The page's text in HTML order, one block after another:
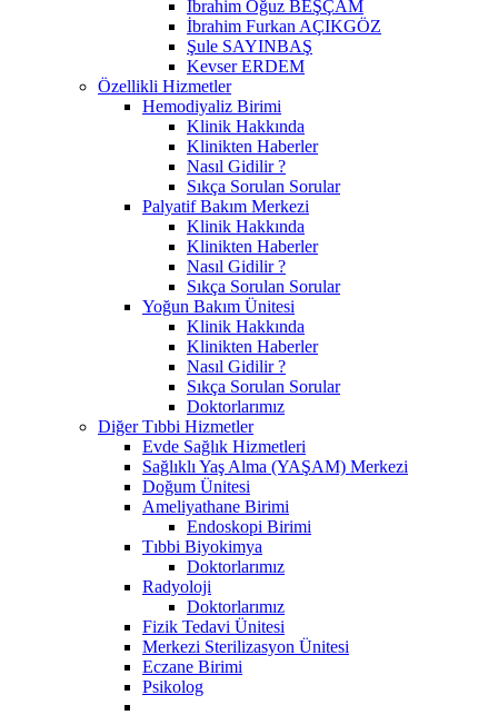
İbrahim Oğuz BEŞÇAM
İbrahim Furkan AÇIKGÖZ
Şule SAYINBAŞ
Kevser ERDEM
Özellikli Hizmetler
Hemodiyaliz Birimi
Klinik Hakkında
Klinikten Haberler
Nasıl Gidilir ?
Sıkça Sorulan Sorular
Palyatif Bakım Merkezi
Klinik Hakkında
Klinikten Haberler
Nasıl Gidilir ?
Sıkça Sorulan Sorular
Yoğun Bakım Ünitesi
Klinik Hakkında
Klinikten Haberler
Nasıl Gidilir ?
Sıkça Sorulan Sorular
Doktorlarımız
Diğer Tıbbi Hizmetler
Evde Sağlık Hizmetleri
Sağlıklı Yaş Alma (YAŞAM) Merkezi
Doğum Ünitesi
Ameliyathane Birimi
Endoskopi Birimi
Tıbbi Biyokimya
Doktorlarımız
Radyoloji
Doktorlarımız
Fizik Tedavi Ünitesi
Merkezi Sterilizasyon Ünitesi
Eczane Birimi
Psikolog